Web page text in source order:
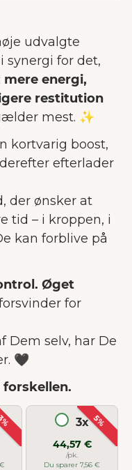
udvalgte
synergi for det,
mere energi,
restitution
mest. ✨
kortvarig boost,
efterlader
der ønsker at
tid – i kroppen, i
kan forblive på
Øget
for
Dem selv, har De
🖤
5%
3x
44,57 €
/pk.
Du sparer 7,56 €